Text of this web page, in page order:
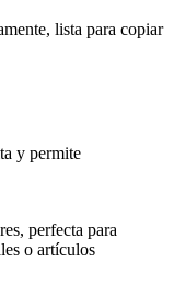
lista para copiar
y permite
perfecta para
o artículos